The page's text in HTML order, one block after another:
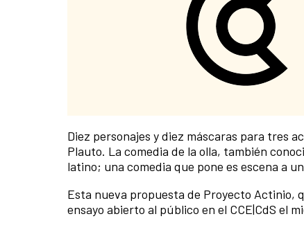
Diez personajes y diez máscaras para tres
Plauto. La comedia de la olla, también
latino; una comedia que pone es escena a
Esta nueva propuesta de Proyecto Actinio,
ensayo abierto al público en el CCE|CdS el